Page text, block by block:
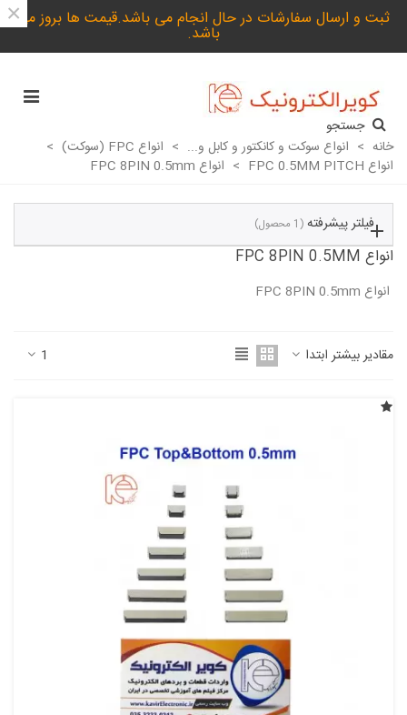
ثبت و ارسال سفارشات در حال انجام می باشد.قیمت ها بروز می
باشد.
×
جستجو
خانه > انواع سوکت و کانکتور و کابل و... > انواع FPC (سوکت)
>
انواع FPC 0.5MM PITCH
> انواع FPC 8PIN 0.5mm
فیلتر پیشرفته (1 محصول)
انواع FPC 8PIN 0.5MM
انواع FPC 8PIN 0.5mm
مقادیر بیشتر ابتدا 1